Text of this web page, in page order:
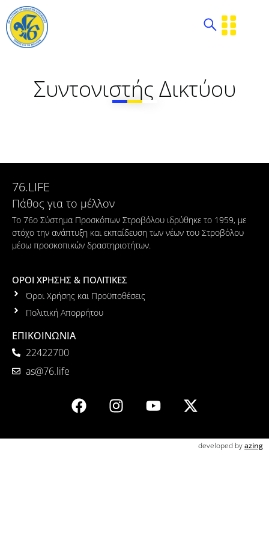
Συντονιστής Δικτύου
76.LIFE
Πάθος για το μέλλον
Το 76ο Σύστημα Προσκόπων Στροβόλου ιδρύθηκε το 1959, με
στόχο την ανάπτυξη και εκπαίδευση των νέων του Στροβόλου
μέσω προσκοπικών δραστηριοτήτων.
ΟΡΟΙ ΧΡΗΣΗΣ & ΠΟΛΙΤΙΚΕΣ
Όροι Χρήσης και Προϋποθέσεις
Πολιτική Απορρήτου
ΕΠΙΚΟΙΝΩΝΙΑ
22422700
as@76.life
developed byazing